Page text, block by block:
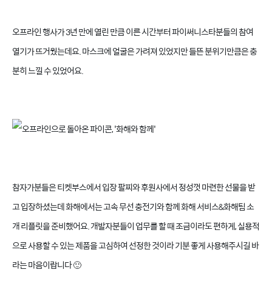
오프라인 행사가 3년 만에 열린 만큼 이른 시간부터 파이써니스타분들의 참여
열기가 뜨거웠는데요. 마스크에 얼굴은 가려져 있었지만 들뜬 분위기만큼은 충
분히 느낄 수 있었어요.
참자가분들은 티켓부스에서 입장 팔찌와 후원사에서 정성껏 마련한 선물을 받
고 입장하셨는데 화해에서는 고속 무선 충전기와 함께 화해 서비스&화해팀 소
개 리플릿을 준비했어요. 개발자분들이 업무를 할 때 조금이라도 편하게, 실용적
으로 사용할 수 있는 제품을 고심하여 선정한 것이라 기분 좋게 사용해주시길 바
라는 마음이랍니다 🙂